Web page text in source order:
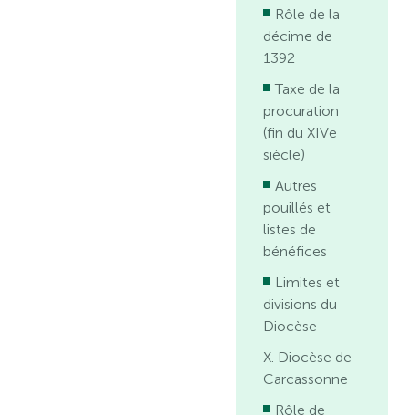
Rôle de la
décime de
1392
Taxe de la
procuration
(fin du XIVe
siècle)
Autres
pouillés et
listes de
bénéfices
Limites et
divisions du
Diocèse
X. Diocèse de
Carcassonne
Rôle de